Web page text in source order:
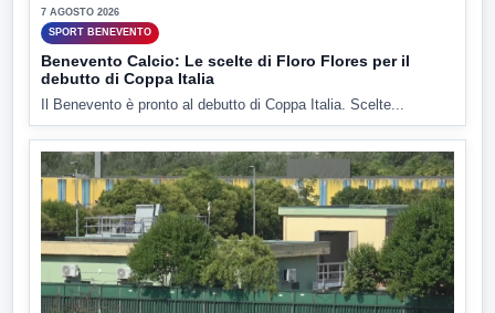
7 AGOSTO 2026
SPORT BENEVENTO
Benevento Calcio: Le scelte di Floro Flores per il
debutto di Coppa Italia
Il Benevento è pronto al debutto di Coppa Italia. Scelte...